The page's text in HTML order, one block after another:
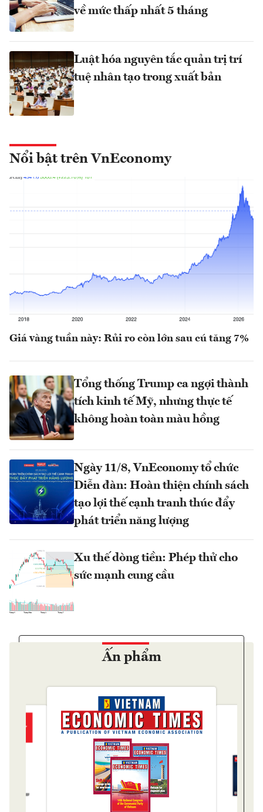
về mức thấp nhất 5 tháng
Luật hóa nguyên tắc quản trị trí
tuệ nhân tạo trong xuất bản
Nổi bật trên VnEconomy
Giá vàng tuần này: Rủi ro còn lớn sau cú tăng 7%
Tổng thống Trump ca ngợi thành
tích kinh tế Mỹ, nhưng thực tế
không hoàn toàn màu hồng
Ngày 11/8, VnEconomy tổ chức
Diễn đàn: Hoàn thiện chính sách
tạo lợi thế cạnh tranh thúc đẩy
phát triển năng lượng
Xu thế dòng tiền: Phép thử cho
sức mạnh cung cầu
Ấn phẩm